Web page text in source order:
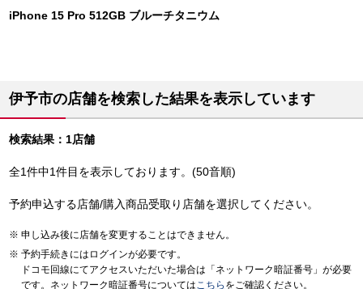
iPhone 15 Pro 512GB ブルーチタニウム
伊予市の店舗を検索した結果を表示しています
検索結果：1店舗
全1件中1件目を表示しております。(50音順)
予約申込する店舗/購入商品受取り店舗を選択してください。
申し込み後に店舗を変更することはできません。
予約手続きにはログインが必要です。
ドコモ回線にてアクセスいただいた場合は「ネットワーク暗証番号」が必要
です。ネットワーク暗証番号についてはこちら をご確認ください。